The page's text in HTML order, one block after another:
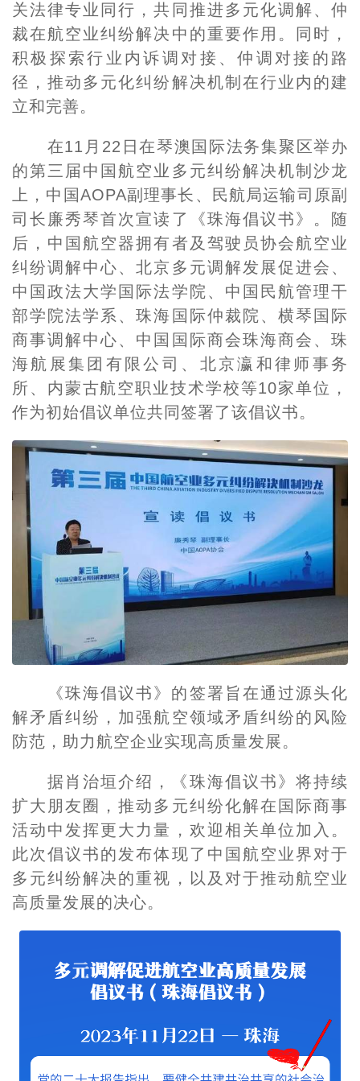
关法律专业同行，共同推进多元化调解、仲
裁在航空业纠纷解决中的重要作用。同时，
积极探索行业内诉调对接、仲调对接的路
径，推动多元化纠纷解决机制在行业内的建
立和完善。
在11月22日在琴澳国际法务集聚区举办
的第三届中国航空业多元纠纷解决机制沙龙
上，中国AOPA副理事长、民航局运输司原副
司长廉秀琴首次宣读了《珠海倡议书》。随
后，中国航空器拥有者及驾驶员协会航空业
纠纷调解中心、北京多元调解发展促进会、
中国政法大学国际法学院、中国民航管理干
部学院法学系、珠海国际仲裁院、横琴国际
商事调解中心、中国国际商会珠海商会、珠
海航展集团有限公司、北京瀛和律师事务
所、内蒙古航空职业技术学校等10家单位，
作为初始倡议单位共同签署了该倡议书。
《珠海倡议书》的签署旨在通过源头化
解矛盾纠纷，加强航空领域矛盾纠纷的风险
防范，助力航空企业实现高质量发展。
据肖治垣介绍，《珠海倡议书》将持续
扩大朋友圈，推动多元纠纷化解在国际商事
活动中发挥更大力量，欢迎相关单位加入。
此次倡议书的发布体现了中国航空业界对于
多元纠纷解决的重视，以及对于推动航空业
高质量发展的决心。